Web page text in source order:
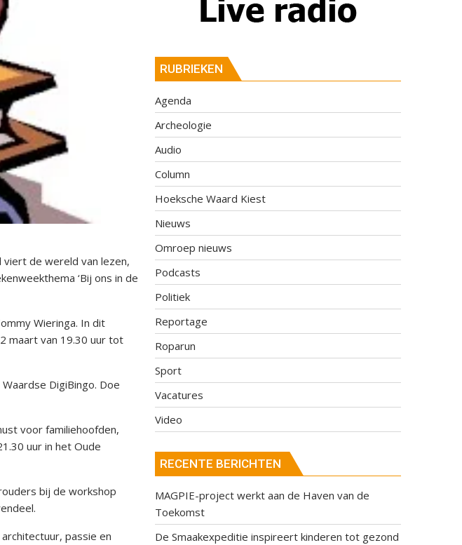
viert de wereld van lezen,
‘Bij ons in de
Wieringa. In dit
maart van 19.30 uur tot
DigiBingo. Doe
voor familiehoofden,
uur in het Oude
bij de workshop
passie en
RUBRIEKEN
Agenda
Archeologie
Audio
Column
Hoeksche Waard Kiest
Nieuws
Omroep nieuws
Podcasts
Politiek
Reportage
Roparun
Sport
Vacatures
Video
RECENTE BERICHTEN
MAGPIE-project werkt aan de Haven van de
Toekomst
De Smaakexpeditie inspireert kinderen tot gezond